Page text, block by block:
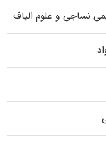
نساجی و علوم الیاف